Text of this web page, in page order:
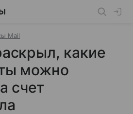
Mail
какие
можно
счет